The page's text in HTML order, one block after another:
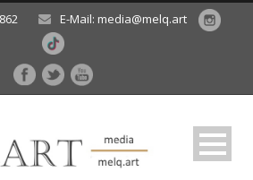
E-Mail: media@melq.art